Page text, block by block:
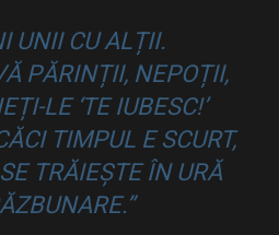
UNII CU ALȚII.
PĂRINȚII, NEPOȚII,
LE ‘TE IUBESC!’
TIMPUL E SCURT,
TRĂIEȘTE ÎN URĂ